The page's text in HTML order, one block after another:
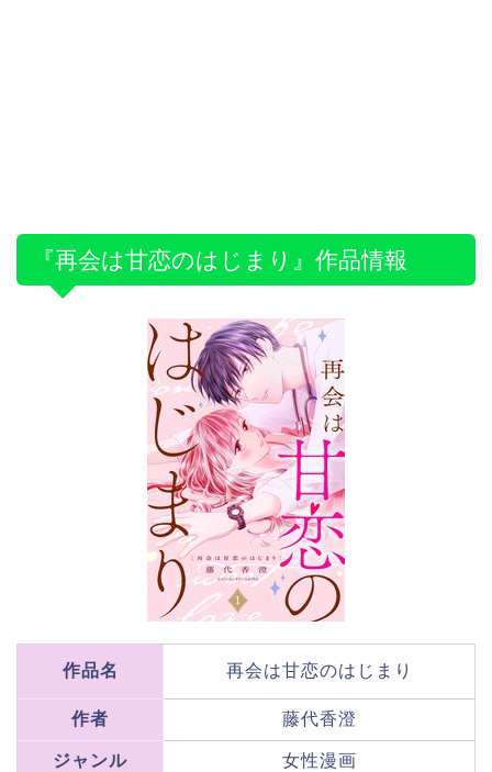
『再会は甘恋のはじまり』作品情報
作品名 再会は甘恋のはじまり
作者 藤代香澄
ジャンル 女性漫画